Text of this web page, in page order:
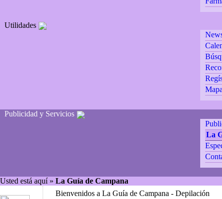
Utilidades
Publicidad y Servicios
La
Usted está aquí » La Guía de Campana
Bienvenidos a La Guía de Campana - Depilación